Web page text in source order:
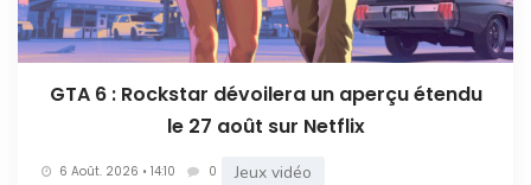
GTA 6 : Rockstar dévoilera un aperçu étendu
le 27 août sur Netflix
6 Août. 2026 • 14:10 0 Jeux vidéo